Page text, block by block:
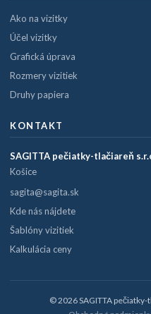
Ako na vizitky
Účel vizitky
Grafická úprava
Rozmery vizitiek
Druhy papiera
KONTAKT
SAGITTA pečiatky-tlačiareň
Košice
sagita@sagita.sk
Kde nás nájdete
Šablóny vizitiek
Kalkulácia ceny
© 2026 SAGITTA